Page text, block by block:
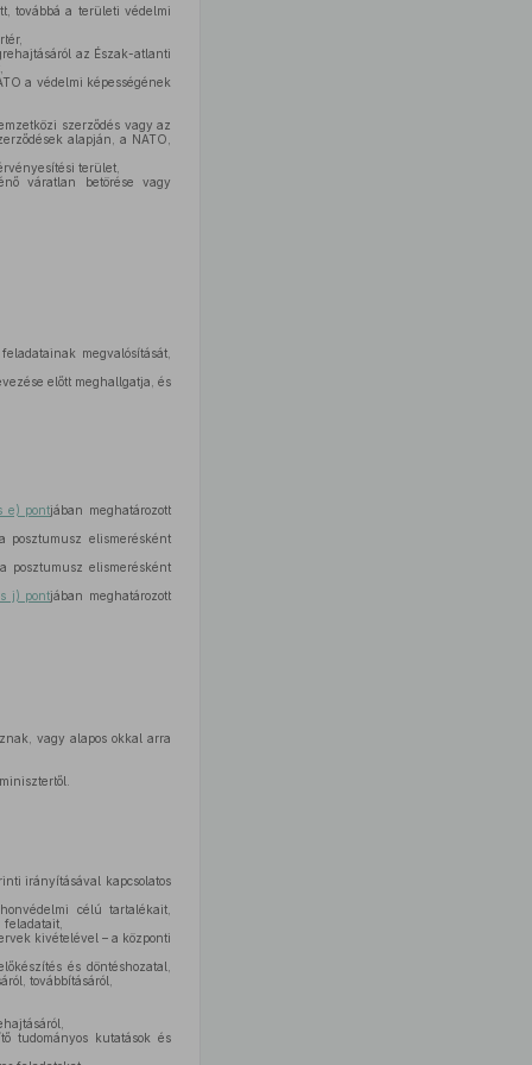
továbbá a területi védelmi
az Észak-atlanti
a védelmi képességének
szerződés vagy az
alapján, a NATO,
terület,
váratlan betörése vagy
megvalósítását,
előtt meghallgatja, és
e) pontjában meghatározott
elismerésként
posztumusz elismerésként
j) pontjában meghatározott
vagy alapos okkal arra
irányításával kapcsolatos
célú tartalékait,
kivételével – a központi
és döntéshozatal,
továbbításáról,
tudományos kutatások és